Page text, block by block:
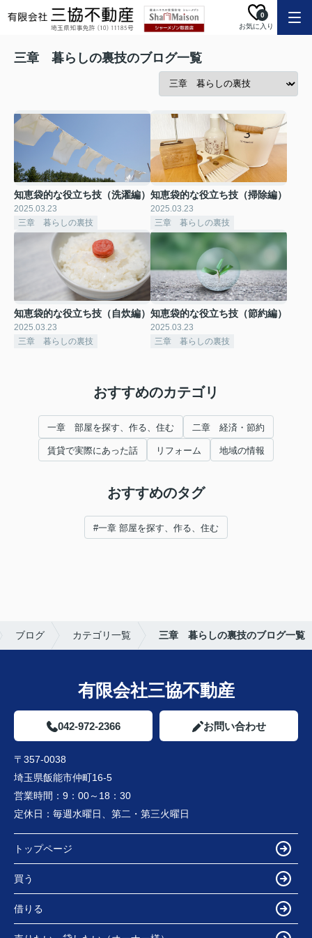
お気に入り
0
三章 暮らしの裏技のブログ一覧
知恵袋的な役立ち技（洗濯編）
2025.03.23
三章 暮らしの裏技
知恵袋的な役立ち技（掃除編）
2025.03.23
三章 暮らしの裏技
知恵袋的な役立ち技（自炊編）
2025.03.23
三章 暮らしの裏技
知恵袋的な役立ち技（節約編）
2025.03.23
三章 暮らしの裏技
おすすめのカテゴリ
一章 部屋を探す、作る、住む 二章 経済・節約
賃貸で実際にあった話 リフォーム 地域の情報
おすすめのタグ
#一章 部屋を探す、作る、住む
ブログ カテゴリ一覧 三章 暮らしの裏技のブログ一覧
有限会社三協不動産
042-972-2366 お問い合わせ
〒357-0038
埼玉県飯能市仲町16-5
営業時間： 9：00～18：30
定休日： 毎週水曜日、第二・第三火曜日
トップページ
買う
借りる